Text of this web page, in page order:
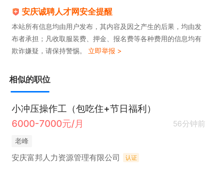
安庆诚聘人才网安全提醒
本站所有信息均由用户发布，其内容及因之产生的后果，均由发
布者承担；凡收取服装费、押金、报名费等各种费用的信息均有
欺诈嫌疑，请保持警惕。 立即举报 >
相似的职位
小冲压操作工（包吃住+节日福利）
6000-7000元/月
56分钟前
老峰
安庆富邦人力资源管理有限公司 认证